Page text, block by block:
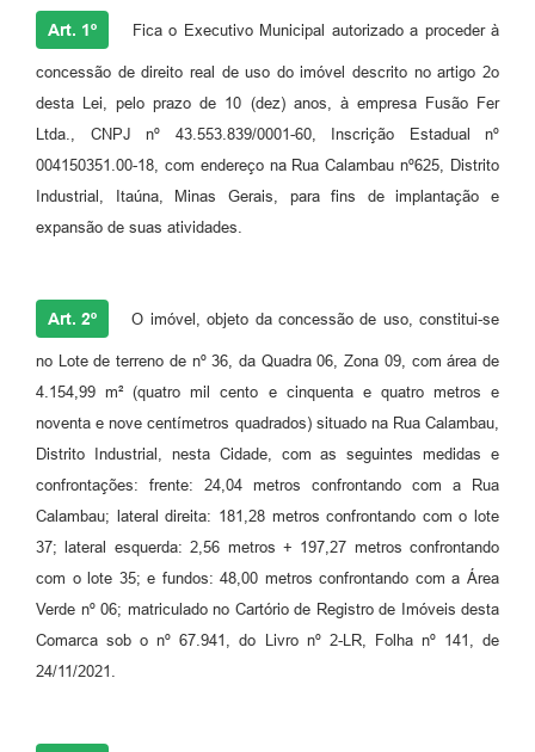
Art. 1º Fica o Executivo Municipal autorizado a proceder à
concessão de direito real de uso do imóvel descrito no artigo 2o
desta Lei, pelo prazo de 10 (dez) anos, à empresa Fusão Fer
Ltda., CNPJ nº 43.553.839/0001-60, Inscrição Estadual nº
004150351.00-18, com endereço na Rua Calambau nº625, Distrito
Industrial, Itaúna, Minas Gerais, para fins de implantação e
expansão de suas atividades.
Art. 2º O imóvel, objeto da concessão de uso, constitui-se
no Lote de terreno de nº 36, da Quadra 06, Zona 09, com área de
4.154,99 m² (quatro mil cento e cinquenta e quatro metros e
noventa e nove centímetros quadrados) situado na Rua Calambau,
Distrito Industrial, nesta Cidade, com as seguintes medidas e
confrontações: frente: 24,04 metros confrontando com a Rua
Calambau; lateral direita: 181,28 metros confrontando com o lote
37; lateral esquerda: 2,56 metros + 197,27 metros confrontando
com o lote 35; e fundos: 48,00 metros confrontando com a Área
Verde nº 06; matriculado no Cartório de Registro de Imóveis desta
Comarca sob o nº 67.941, do Livro nº 2-LR, Folha nº 141, de
24/11/2021.